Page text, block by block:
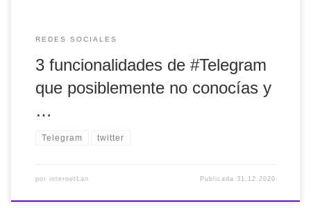
REDES SOCIALES
3 funcionalidades de #Telegram
que posiblemente no conocías y
…
Telegram twitter
por internetLan Publicada31.12.2020